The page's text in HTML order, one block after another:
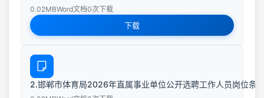
0.02MBWord文档0次下载
下载
2.邯郸市体育局2026年直属事业单位公开选聘工作人员岗位条